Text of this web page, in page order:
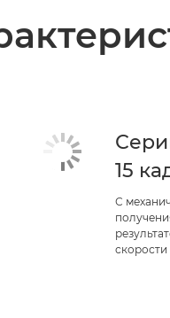
15
С
скорости